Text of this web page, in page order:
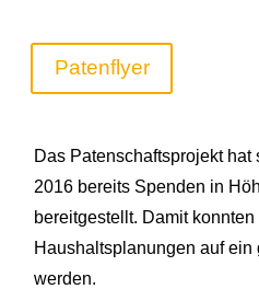
Patenflyer
Das Patenschaftsprojekt hat
2016 bereits Spenden in
bereitgestellt. Damit
Haushaltsplanungen auf
werden.